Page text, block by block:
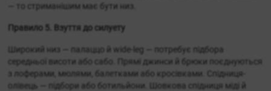
— то стриманішим має бути низ.
Правило 5. Взуття до силуету
Широкий низ — палаццо й wide-leg — потребує підбора
середньої висоти або сабо. Прямі джинси й брюки поєднуються
з лоферами, мюлями, балетками або кросівками. Спідниця-
олівець — підбори або ботильйони. Шовкова спідниця міді й